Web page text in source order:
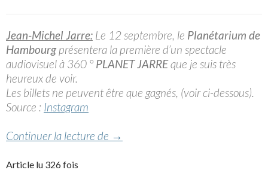
Jean-Michel Jarre: Le 12 septembre, le Planétarium de
Hambourgprésentera la première d’un spectacle
audiovisuel à 360 ° PLANET JARREque je suis très
heureux de voir.
Les billets ne peuvent être que gagnés, (voir ci-dessous).
Source : Instagram
Continuer la lecture de Le spectacle 360° »Planet Jarre
→
Article lu 326 fois